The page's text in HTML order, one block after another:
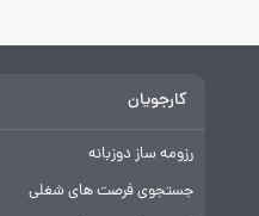
کارجویان
رزومه ساز دوزبانه
جستجوی فرصت های شغلی